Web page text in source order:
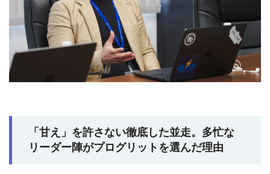
「甘え」を許さない徹底した並走。多忙な
リーダー陣がプログリットを選んだ理由